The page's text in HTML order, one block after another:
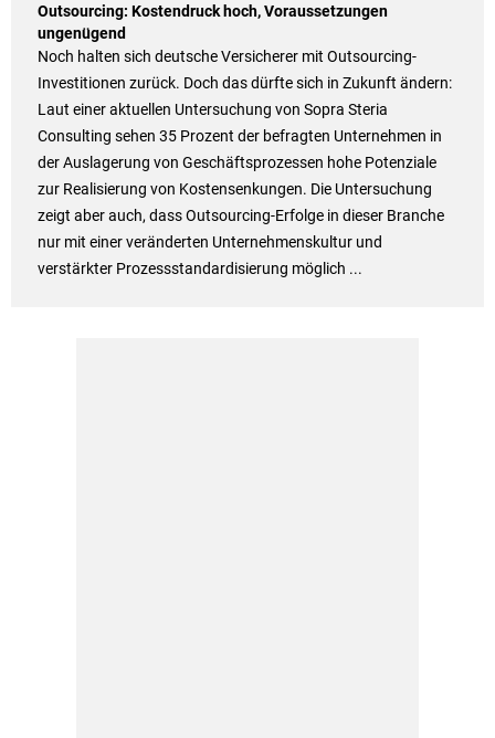
Outsourcing: Kostendruck hoch, Voraussetzungen
ungenügend
Noch halten sich deutsche Versicherer mit Outsourcing-
Investitionen zurück. Doch das dürfte sich in Zukunft ändern:
Laut einer aktuellen Untersuchung von Sopra Steria
Consulting sehen 35 Prozent der befragten Unternehmen in
der Auslagerung von Geschäftsprozessen hohe Potenziale
zur Realisierung von Kostensenkungen. Die Untersuchung
zeigt aber auch, dass Outsourcing-Erfolge in dieser Branche
nur mit einer veränderten Unternehmenskultur und
verstärkter Prozessstandardisierung möglich ...